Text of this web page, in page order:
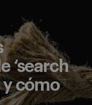
‘search
y cómo